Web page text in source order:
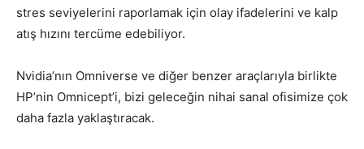
stres seviyelerini raporlamak için olay ifadelerini ve kalp
atış hızını tercüme edebiliyor.
Nvidia’nın Omniverse ve diğer benzer araçlarıyla birlikte
HP’nin Omnicept’i, bizi geleceğin nihai sanal ofisimize çok
daha fazla yaklaştıracak.